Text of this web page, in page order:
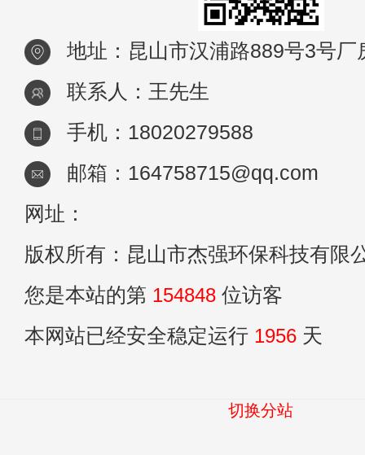
地址：昆山市汉浦路889号3号厂
联系人：王先生
手机：18020279588
邮箱：164758715@qq.com
网址：
版权所有：昆山市杰强环保科技有限
您是本站的第 154848 位访客
本网站已经安全稳定运行 1956 天
切换分站